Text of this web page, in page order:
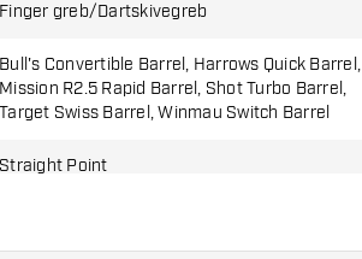
Finger greb/Dartskivegreb
Bull's Convertible Barrel, Harrows Quick Barrel,
Mission R2.5 Rapid Barrel, Shot Turbo Barrel,
Target Swiss Barrel, Winmau Switch Barrel
Straight Point